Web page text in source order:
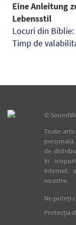
Eine Anleitung
Lebensstil
Locuri din Biblie:
Timp de
©
Toate
de
în
internet
noastre.
Ne puteţi
Protecţia